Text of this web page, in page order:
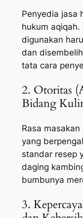
Penyedia jasa
hukum
digunakan
dan
tata cara
2. Otoritas
Bidang
Rasa
yang
standar resep
daging
bumbunya
3.